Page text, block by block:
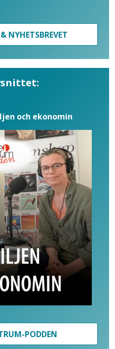
NYHETSBREVET
och ekonomin
PODDEN